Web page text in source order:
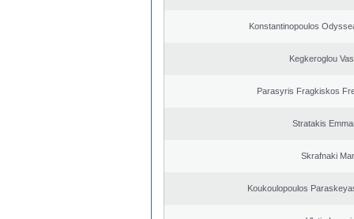
Konstantinopoulos
Kegkeroglou
Parasyris Fragkiskos
Stratakis
Skrafnaki
Koukoulopoulos